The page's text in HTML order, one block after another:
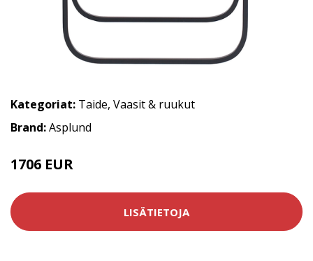
Kategoriat: Taide, Vaasit & ruukut
Brand:Asplund
1706 EUR
LISÄTIETOJA